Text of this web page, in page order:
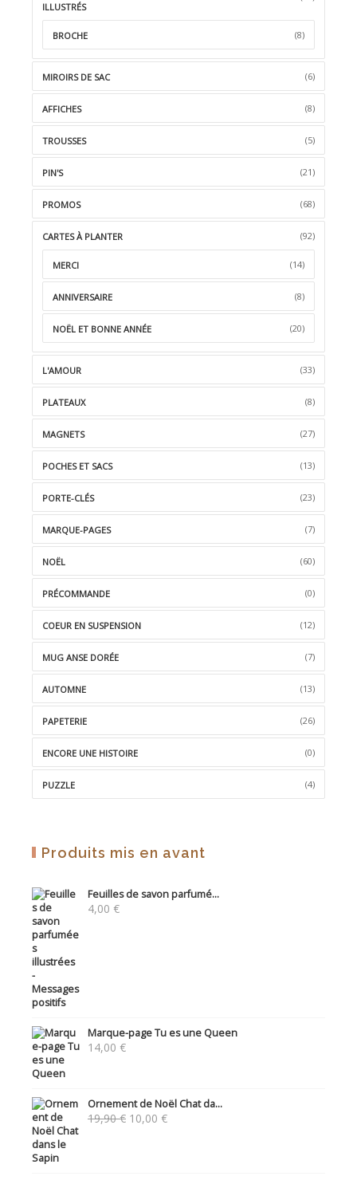
ILLUSTRÉS
BROCHE (8)
MIROIRS DE SAC (6)
AFFICHES (8)
TROUSSES (5)
PIN'S (21)
PROMOS (68)
CARTES À PLANTER (92)
MERCI (14)
ANNIVERSAIRE (8)
NOËL ET BONNE ANNÉE (20)
L'AMOUR (33)
PLATEAUX (8)
MAGNETS (27)
POCHES ET SACS (13)
PORTE-CLÉS (23)
MARQUE-PAGES (7)
NOËL (60)
PRÉCOMMANDE (0)
COEUR EN SUSPENSION (12)
MUG ANSE DORÉE (7)
AUTOMNE (13)
PAPETERIE (26)
ENCORE UNE HISTOIRE (0)
PUZZLE (4)
Produits mis en avant
Feuilles de savon parfumé...
4,00 €
Marque-page Tu es une Queen
14,00 €
Ornement de Noël Chat da...
19,90€ Le
10,00 €Le